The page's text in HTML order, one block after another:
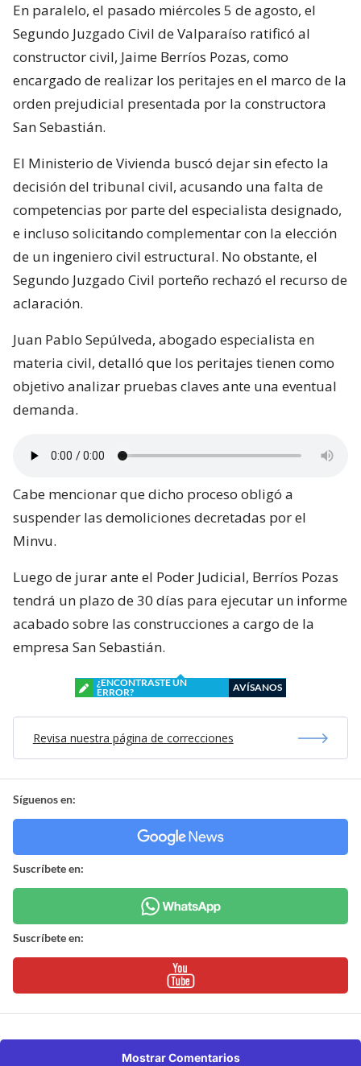
En paralelo, el pasado miércoles 5 de agosto, el
Segundo Juzgado Civil de Valparaíso ratificó al
constructor civil, Jaime Berríos Pozas, como
encargado de realizar los peritajes en el marco de la
orden prejudicial presentada por la constructora
San Sebastián.
El Ministerio de Vivienda buscó dejar sin efecto la
decisión del tribunal civil, acusando una falta de
competencias por parte del especialista designado,
e incluso solicitando complementar con la elección
de un ingeniero civil estructural. No obstante, el
Segundo Juzgado Civil porteño rechazó el recurso de
aclaración.
Juan Pablo Sepúlveda, abogado especialista en
materia civil, detalló que los peritajes tienen como
objetivo analizar pruebas claves ante una eventual
demanda.
Cabe mencionar que dicho proceso obligó a
suspender las demoliciones decretadas por el
Minvu.
Luego de jurar ante el Poder Judicial, Berríos Pozas
tendrá un plazo de 30 días para ejecutar un informe
acabado sobre las construcciones a cargo de la
empresa San Sebastián.
¿ENCONTRASTE UN
ERROR?
AVÍSANOS
Revisa nuestra página de correcciones
Síguenos en:
Suscríbete en:
Suscríbete en:
Mostrar Comentarios